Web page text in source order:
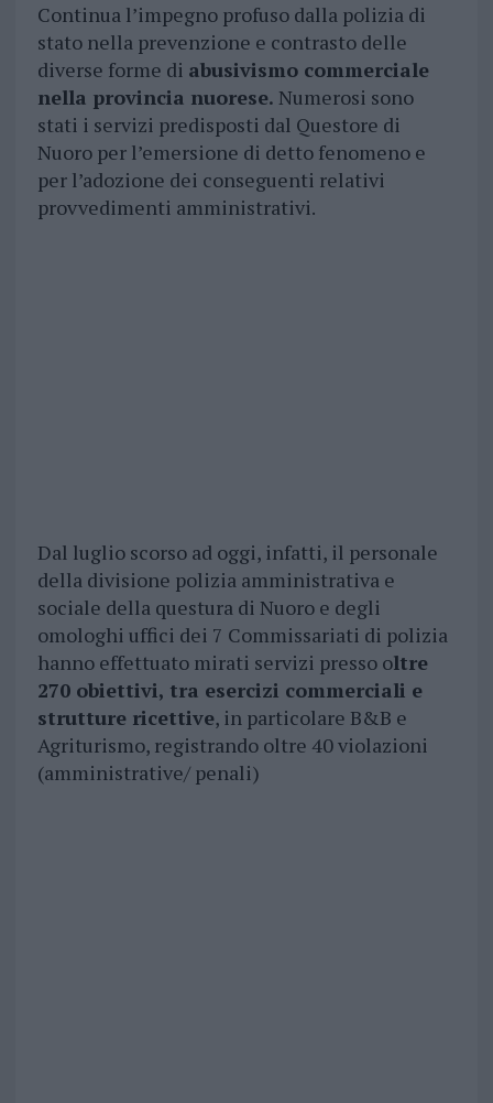
Continua l’impegno profuso dalla polizia di
stato nella prevenzione e contrasto delle
diverse forme di abusivismo commerciale
nella provincia nuorese. Numerosi sono
stati i servizi predisposti dal Questore di
Nuoro per l’emersione di detto fenomeno e
per l’adozione dei conseguenti relativi
provvedimenti amministrativi.
Dal luglio scorso ad oggi, infatti, il personale
della divisione polizia amministrativa e
sociale della questura di Nuoro e degli
omologhi uffici dei 7 Commissariati di polizia
hanno effettuato mirati servizi presso oltre
270 obiettivi, tra esercizi commerciali e
strutture ricettive, in particolare B&B e
Agriturismo, registrando oltre 40 violazioni
(amministrative/ penali)